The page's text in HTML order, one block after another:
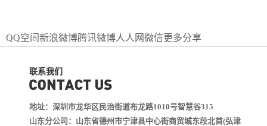
QQ空间 新浪微博腾讯微博人人网微信更多分享
联系我们
地址：深圳市龙华区民治街道布龙路1010号智慧谷315
山东分公司：山东省德州市宁津县中心街商贸城东段北首(弘津